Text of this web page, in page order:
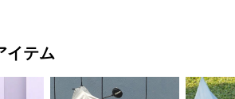
イテム